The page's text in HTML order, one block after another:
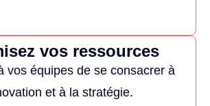
vos ressources
vos équipes de se consacrer à
et à la stratégie.